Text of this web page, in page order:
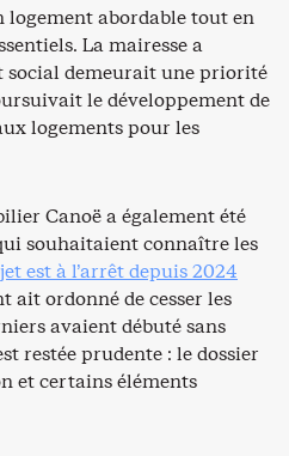
abordable tout en
La mairesse a
social demeurait une priorité
le développement de
logements pour les
Canoë a également été
souhaitaient connaître les
est à l’arrêt depuis 2024
ait ordonné de cesser les
avaient débuté sans
restée prudente : le dossier
et certains éléments